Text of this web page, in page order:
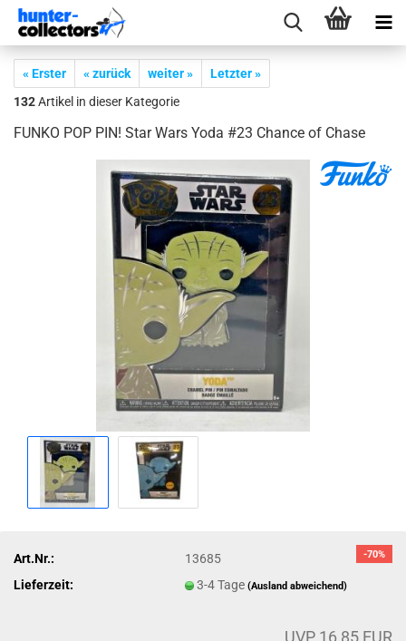
« Erster « zurück weiter »
Letzter »
132Artikel in dieser Kategorie
FUNKO POP PIN! Star Wars Yoda #23 Chan­ce of Chase
-70%
Art.Nr.:
13685
Lieferzeit:
3-4 Tage(Ausland abweichend)
UVP 16,85 EUR